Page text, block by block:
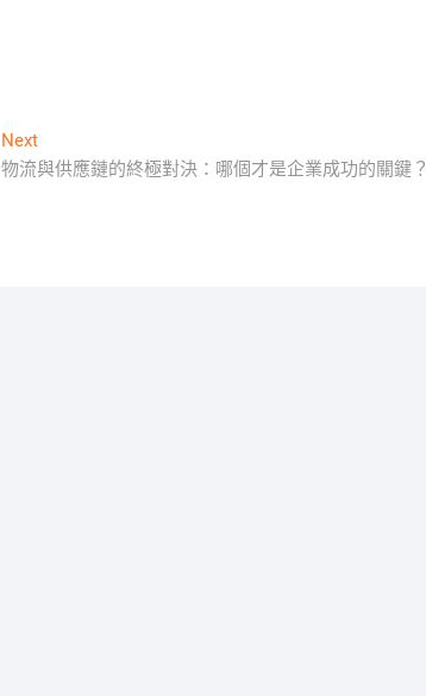
NextNext
post:
物流與供應鏈的終極對決：哪個才是企業成功的關鍵？